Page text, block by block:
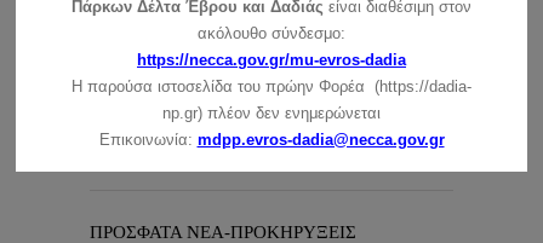
ΑΝΑΖΗΤΗΣΗ
ΠΡΟΣΦΑΤΑ ΝΕΑ-ΠΡΟΚΗΡΥΞΕΙΣ
Πάρκων Δέλτα Έβρου και Δαδιάς είναι διαθέσιμη στον
ακόλουθο σύνδεσμο:
https://necca.gov.gr/mu-evros-dadia
Η παρούσα ιστοσελίδα του πρώην Φορέα (https://dadia-
np.gr) πλέον δεν ενημερώνεται
Επικοινωνία: mdpp.evros-dadia@necca.gov.gr